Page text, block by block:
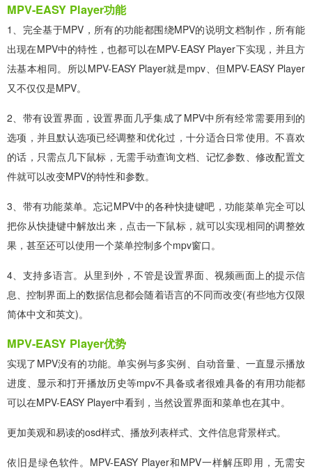
MPV-EASY Player功能
1、完全基于MPV，所有的功能都围绕MPV的说明文档制作，所有能
出现在MPV中的特性，也都可以在MPV-EASY Player下实现，并且方
法基本相同。所以MPV-EASY Player就是mpv、但MPV-EASY Player
又不仅仅是MPV。
2、带有设置界面，设置界面几乎集成了MPV中所有经常需要用到的
选项，并且默认选项已经调整和优化过，十分适合日常使用。不喜欢
的话，只需点几下鼠标，无需手动查询文档、记忆参数、修改配置文
件就可以改变MPV的特性和参数。
3、带有功能菜单。忘记MPV中的各种快捷键吧，功能菜单完全可以
把你从快捷键中解放出来，点击一下鼠标，就可以实现相同的调整效
果，甚至还可以使用一个菜单控制多个mpv窗口。
4、支持多语言。从里到外，不管是设置界面、视频画面上的提示信
息、控制界面上的数据信息都会随着语言的不同而改变(有些地方仅限
简体中文和英文)。
MPV-EASY Player优势
实现了MPV没有的功能。单实例与多实例、自动音量、一直显示播放
进度、显示和打开播放历史等mpv不具备或者很难具备的有用功能都
可以在MPV-EASY Player中看到，当然设置界面和菜单也在其中。
更加美观和易读的osd样式、播放列表样式、文件信息背景样式。
依旧是绿色软件。MPV-EASY Player和MPV一样解压即用，无需安